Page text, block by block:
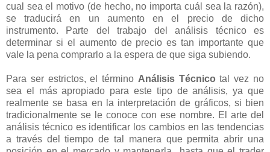
cual sea el motivo (de hecho, no importa cuál sea la razón),
se traducirá en un aumento en el precio de dicho
instrumento. Parte del trabajo del análisis técnico es
determinar si el aumento de precio es tan importante que
vale la pena comprarlo a la espera de que siga subiendo.
Para ser estrictos, el término Análisis Técnico tal vez no
sea el más apropiado para este tipo de análisis, ya que
realmente se basa en la interpretación de gráficos, si bien
tradicionalmente se le conoce con ese nombre. El arte del
análisis técnico es identificar los cambios en las tendencias
a través del tiempo de tal manera que permita abrir una